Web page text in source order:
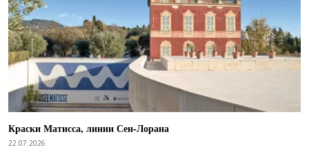
Краски Матисса, линии Сен-Лорана
22.07.2026